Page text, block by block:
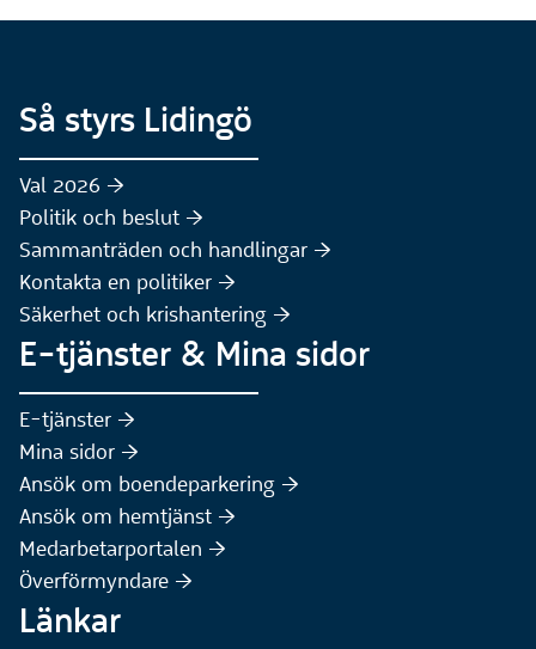
Så styrs Lidingö
Val 2026 :höger:
Politik och beslut :höger:
Sammanträden och handlingar :höger:
Kontakta en politiker :höger:
Säkerhet och krishantering :höger:
E-tjänster & Mina sidor
E-tjänster :höger:
Mina sidor :höger:
Ansök om boendeparkering :höger:
Ansök om hemtjänst :höger:
Medarbetarportalen :höger:
Överförmyndare :höger:
Länkar